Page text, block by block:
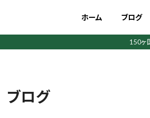
ホーム ブログ
150ヶ
ブログ